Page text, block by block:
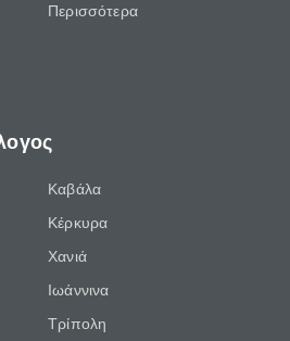
Περισσότερα
Καβάλα
Κέρκυρα
Χανιά
Ιωάννινα
Τρίπολη